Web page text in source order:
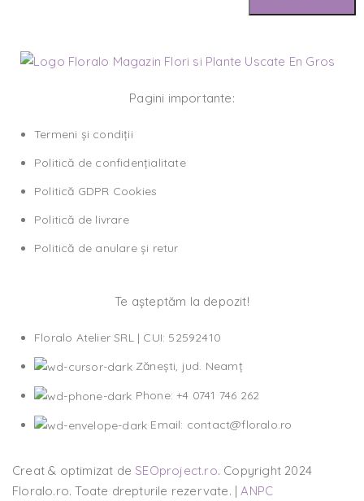
Pagini importante:
Termeni și condiții
Politică de confidențialitate
Politică GDPR Cookies
Politică de livrare
Politică de anulare și retur
Te așteptăm la depozit!
Floralo Atelier SRL | CUI: 52592410
Zănești, jud. Neamț
Phone: +4 0741 746 262
Email: contact@floralo.ro
Creat & optimizat de SEOproject.ro. Copyright 2024
Floralo.ro. Toate drepturile rezervate. |ANPC